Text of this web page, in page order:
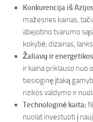
Konkurencija iš
mažesnes kainas,
abejotino tvarumo
kokybė, dizainas,
Žaliavų ir
ir kaina priklauso nuo
tiesioginę įtaką
rizikos valdymo ir
Technologinė kaita:
nuolat investuoti į